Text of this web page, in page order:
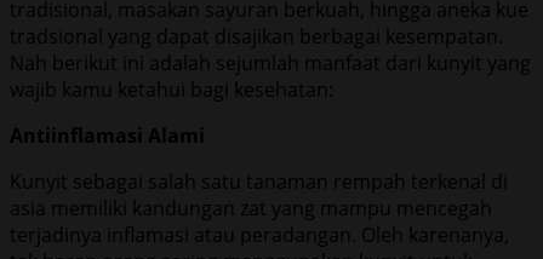
tradisional, masakan sayuran berkuah, hingga aneka kue
tradsional yang dapat disajikan berbagai kesempatan.
Nah berikut ini adalah sejumlah manfaat dari kunyit yang
wajib kamu ketahui bagi kesehatan:
Antiinflamasi Alami
Kunyit sebagai salah satu tanaman rempah terkenal di
asia memiliki kandungan zat yang mampu mencegah
terjadinya inflamasi atau peradangan. Oleh karenanya,